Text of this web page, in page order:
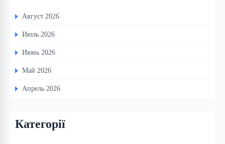
Август 2026
Июль 2026
Июнь 2026
Май 2026
Апрель 2026
Категорії